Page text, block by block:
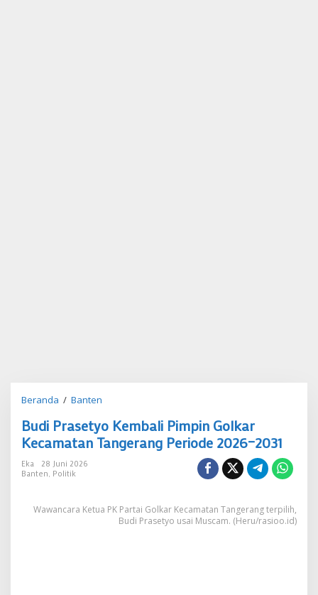
Beranda / Banten
Kembali
Pimpin
Golkar
2031
Budi Prasetyo Kembali Pimpin Golkar
Kecamatan Tangerang Periode 2026–2031
Eka
28 Juni 2026
Banten, Politik
Wawancara Ketua PK Partai Golkar Kecamatan Tangerang terpilih,
Budi Prasetyo usai Muscam. (Heru/rasioo.id)